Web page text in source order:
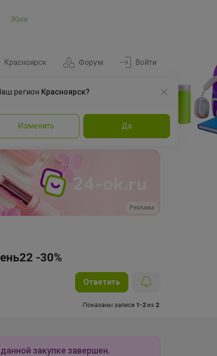
Жми
Форум
Красноярск
регион Красноярск?
Изменить Да
Войти
Команда Эксперты
Реклама
-30%
Ответить
Показаны записи 1-2 из 2
закупке завершен.